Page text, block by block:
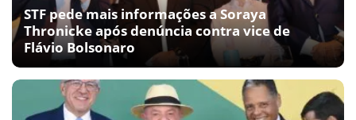
STF pede mais informações a Soraya
Thronicke após denúncia contra vice de
Flávio Bolsonaro